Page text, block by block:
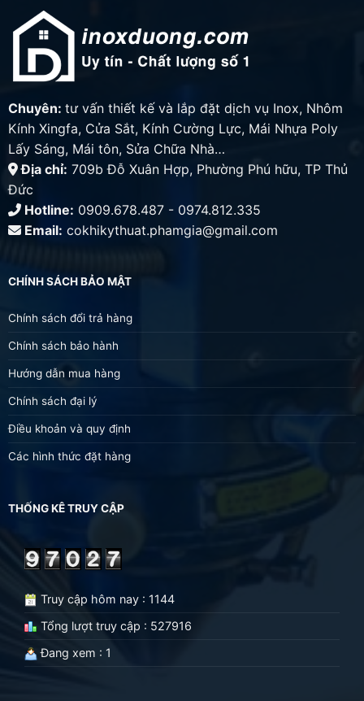
Chuyên: tư vấn thiết kế và lắp đặt dịch vụ Inox, Nhôm
Kính Xingfa, Cửa Sắt, Kính Cường Lực, Mái Nhựa Poly
Lấy Sáng, Mái tôn, Sửa Chữa Nhà…
Địa chỉ: 709b Đỗ Xuân Hợp, Phường Phú hữu, TP Thủ
Đức
Hotline: 0909.678.487 - 0974.812.335
Email: cokhikythuat.phamgia@gmail.com
CHÍNH SÁCH BẢO MẬT
Chính sách đổi trả hàng
Chính sách bảo hành
Hướng dẫn mua hàng
Chính sách đại lý
Điều khoản và quy định
Các hình thức đặt hàng
THỐNG KÊ TRUY CẬP
Truy cập hôm nay : 1144
Tổng lượt truy cập : 527916
Đang xem : 1